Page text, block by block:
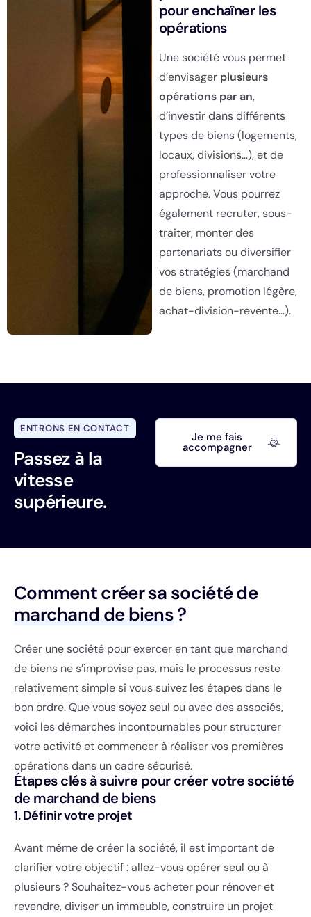
pour enchaîner les
opérations
Une société vous permet
d’envisager plusieurs
opérations par an,
d’investir dans différents
types de biens (logements,
locaux, divisions…), et de
professionnaliser votre
approche. Vous pourrez
également recruter, sous-
traiter, monter des
partenariats ou diversifier
vos stratégies (marchand
de biens, promotion légère,
achat-division-revente…).
ENTRONS EN CONTACT
Passez à la
vitesse
supérieure.
Je me fais
accompagner
Comment créer sa société de
marchand de biens?
Créer une société pour exercer en tant que marchand
de biens ne s’improvise pas, mais le processus reste
relativement simple si vous suivez les étapes dans le
bon ordre. Que vous soyez seul ou avec des associés,
voici les démarches incontournables pour structurer
votre activité et commencer à réaliser vos premières
opérations dans un cadre sécurisé.
Étapes clés à suivre pour créer votre société
de marchand de biens
1. Définir votre projet
Avant même de créer la société, il est important de
clarifier votre objectif : allez-vous opérer seul ou à
plusieurs ? Souhaitez-vous acheter pour rénover et
revendre, diviser un immeuble, construire un projet